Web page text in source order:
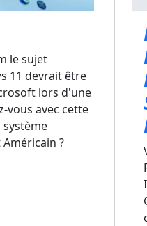
le sujet
11 devrait être
lors d'une
vous avec cette
?